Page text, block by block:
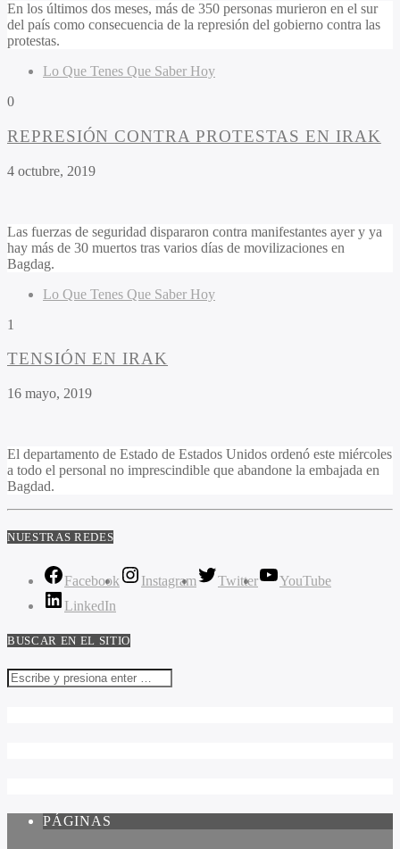
En los últimos dos meses, más de 350 personas murieron en el sur
del país como consecuencia de la represión del gobierno contra las
protestas.
Lo Que Tenes Que Saber Hoy
0
REPRESIÓN CONTRA PROTESTAS EN IRAK
4 octubre, 2019
Las fuerzas de seguridad dispararon contra manifestantes ayer y ya
hay más de 30 muertos tras varios días de movilizaciones en
Bagdag.
Lo Que Tenes Que Saber Hoy
1
TENSIÓN EN IRAK
16 mayo, 2019
El departamento de Estado de Estados Unidos ordenó este miércoles
a todo el personal no imprescindible que abandone la embajada en
Bagdad.
NUESTRAS REDES
Facebook Instagram Twitter
YouTube
LinkedIn
BUSCAR EN EL SITIO
PÁGINAS